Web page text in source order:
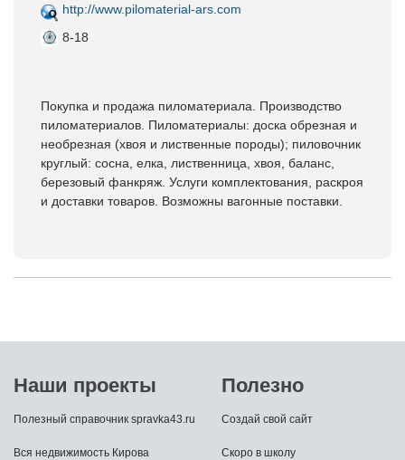
http://www.pilomaterial-ars.com
8-18
Покупка и продажа пиломатериала. Производство
пиломатериалов. Пиломатериалы: доска обрезная и
необрезная (хвоя и лиственные породы); пиловочник
круглый: сосна, елка, лиственница, хвоя, баланс,
березовый фанкряж. Услуги комплектования, раскроя
и доставки товаров. Возможны вагонные поставки.
Наши проекты
Полезный справочник spravka43.ru
Вся недвижимость Кирова
Полезно
Создай свой сайт
Скоро в школу